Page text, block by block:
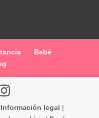
Bebé
Información legal |